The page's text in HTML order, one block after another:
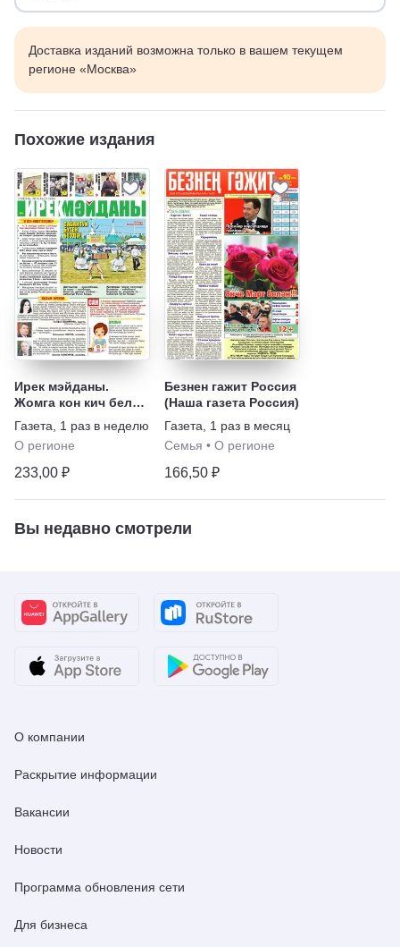
Доставка изданий возможна только в вашем текущем
регионе «Москва»
Похожие издания
Ирек мэйданы.
Жомга кон кич белэн
(на татарском языке)
Газета
1 раз в неделю
О регионе
233,00 ₽
Безнен гажит Россия
(Наша газета Россия)
Газета
1 раз в месяц
Семья • О регионе
166,50 ₽
Вы недавно смотрели
О компании
Раскрытие информации
Вакансии
Новости
Программа обновления сети
Для бизнеса